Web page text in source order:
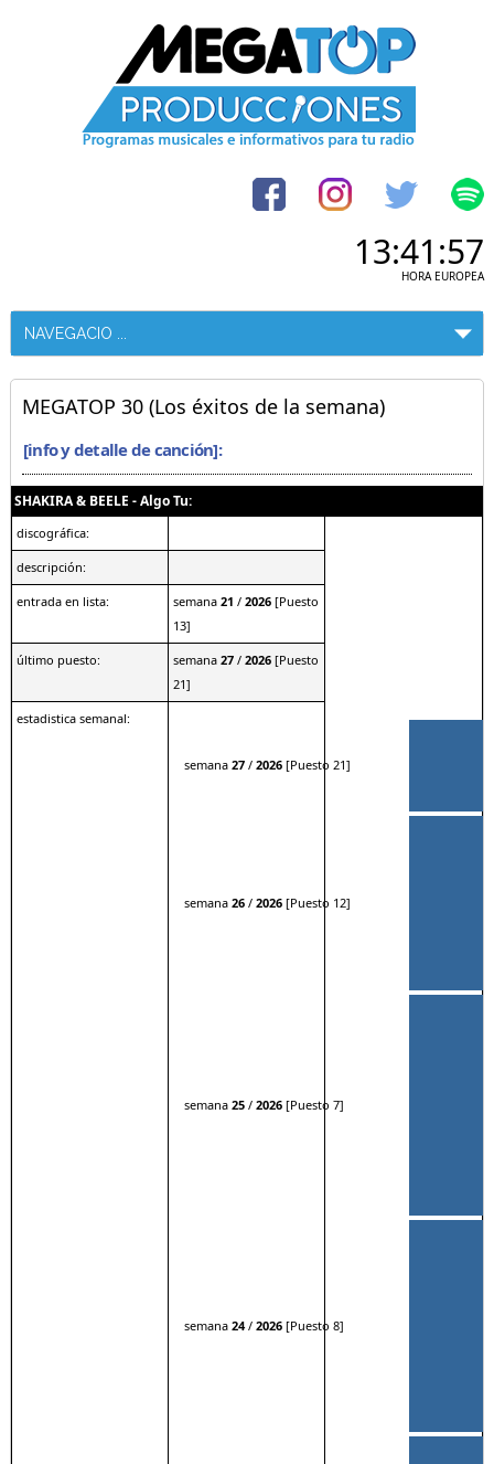
13:41:57
HORA EUROPEA
MEGATOP 30 (Los éxitos de la semana)
[info y detalle de canción]:
SHAKIRA & BEELE - Algo Tu:
discográfica:
descripción:
entrada en lista: semana 21 / 2026[Puesto
13]
último puesto: semana 27/ 2026[Puesto
21]
estadistica semanal:
semana 27/ 2026[Puesto 21]
semana 26/ 2026[Puesto 12]
semana 25/ 2026[Puesto 7]
semana 24/ 2026[Puesto 8]